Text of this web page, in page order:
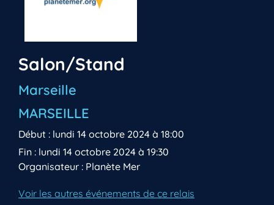
Salon/Stand
Marseille
MARSEILLE
Début : lundi 14 octobre 2024 à 18:00
Fin : lundi 14 octobre 2024 à 19:30
Organisateur : Planète Mer
Voir les autres événements de ce relais